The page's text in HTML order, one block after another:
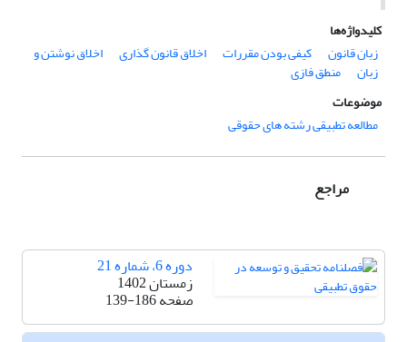
کلیدواژه‌ها
زبان قانون
کیفی بودن مقررات اخلاق قانون گذاری اخلاق نوشتن و
زبان
منطق فازی
موضوعات
مطالعه تطبیقی رشته های حقوقی
مراجع
دوره 6، شماره 21
زمستان 1402
صفحه139-186